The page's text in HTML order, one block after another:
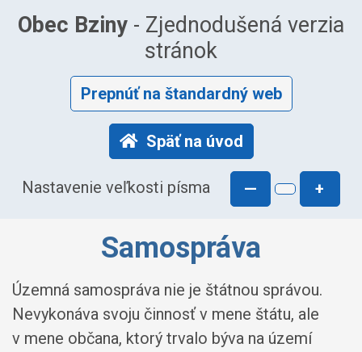
Obec Bziny - Zjednodušená verzia
stránok
Prepnúť na štandardný web
Späť na úvod
Nastavenie veľkosti písma — +
Samospráva
Územná samospráva nie je štátnou správou.
Nevykonáva svoju činnosť v mene štátu, ale
v mene občana, ktorý trvalo býva na území